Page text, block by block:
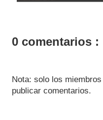
0 comentarios :
Nota: solo los
publicar comentarios.